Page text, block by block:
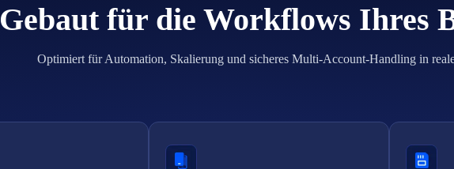
Gebaut für die Workflows Ihres
Optimiert für Automation, Skalierung und sicheres Multi-Account-Handling in